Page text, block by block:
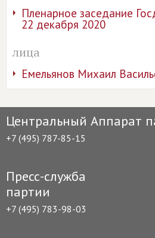
Пленарное заседание
22 декабря 2020
лица
Емельянов Михаил
Центральный Аппарат
+7 (495) 787-85-15
Пресс-служба
партии
+7 (495) 783-98-03